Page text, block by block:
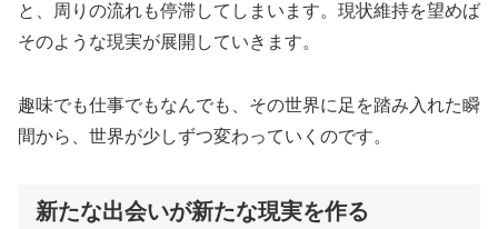
と、周りの流れも停滞してしまいます。現状維持を望めば
そのような現実が展開していきます。
趣味でも仕事でもなんでも、その世界に足を踏み入れた瞬
間から、世界が少しずつ変わっていくのです。
新たな出会いが新たな現実を作る